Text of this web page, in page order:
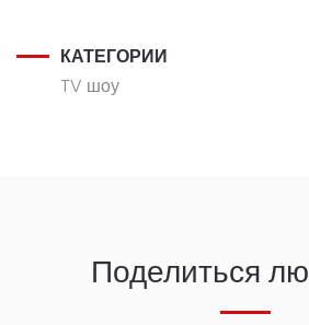
КАТЕГОРИИ
TV шоу
Поделиться